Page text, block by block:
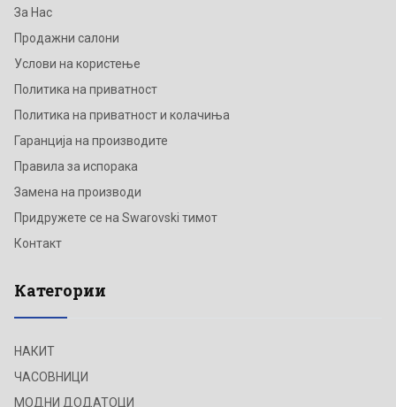
За Нас
Продажни салони
Услови на користење
Политика на приватност
Политика на приватност и колачиња
Гаранција на производите
Правила за испорака
Замена на производи
Придружете се на Swarovski тимот
Контакт
Категории
НАКИТ
ЧАСОВНИЦИ
МОДНИ ДОДАТОЦИ